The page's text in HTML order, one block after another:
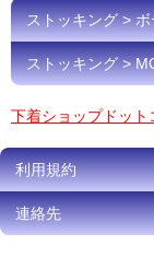
ストッキング >
ストッキング >
下着ショップドット
利用規約
連絡先